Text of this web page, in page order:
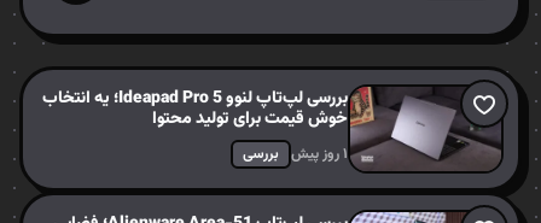
بررسی لپ‌تاپ لنوو Ideapad Pro 5؛ یه انتخاب
خوش قیمت برای تولید محتوا
۱ روز پیش بررسی